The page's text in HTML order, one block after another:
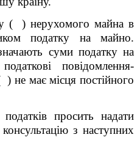
( ) нерухомого майна в
податку на майно.
суми податку на
повідомлення-
) не має місця постійного
просить надати
з наступних